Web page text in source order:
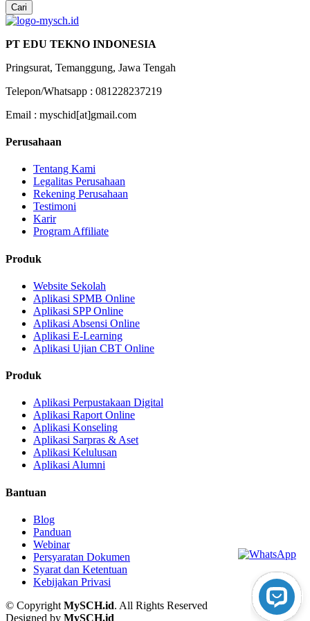
Cari
PT EDU TEKNO INDONESIA
Pringsurat, Temanggung, Jawa Tengah
Telepon/Whatsapp : 081228237219
Email : myschid[at]gmail.com
Perusahaan
Tentang Kami
Legalitas Perusahaan
Rekening Perusahaan
Testimoni
Karir
Program Affiliate
Produk
Website Sekolah
Aplikasi SPMB Online
Aplikasi SPP Online
Aplikasi Absensi Online
Aplikasi E-Learning
Aplikasi Ujian CBT Online
Produk
Aplikasi Perpustakaan Digital
Aplikasi Raport Online
Aplikasi Konseling
Aplikasi Sarpras & Aset
Aplikasi Kelulusan
Aplikasi Alumni
Bantuan
Blog
Panduan
Webinar
Persyaratan Dokumen
Syarat dan Ketentuan
Kebijakan Privasi
© Copyright MySCH.id. All Rights Reserved
Designed by MySCH.id